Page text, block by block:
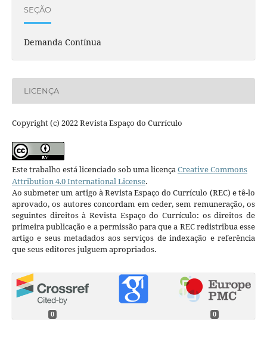
SEÇÃO
Demanda Contínua
LICENÇA
Copyright (c) 2022 Revista Espaço do Currículo
Este trabalho está licenciado sob uma licença Creative Commons
Attribution 4.0 International License.
Ao submeter um artigo à Revista Espaço do Currículo (REC) e tê-lo
aprovado, os autores concordam em ceder, sem remuneração, os
seguintes direitos à Revista Espaço do Currículo: os direitos de
primeira publicação e a permissão para que a REC redistribua esse
artigo e seus metadados aos serviços de indexação e referência
que seus editores julguem apropriados.
0 0